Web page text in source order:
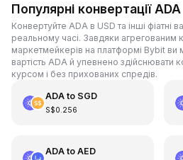
Популярні конвертації ADA
Конвертуйте ADA в USD та інші фіатні
реальному часі. Завдяки агрегованим
маркетмейкерів на платформі Bybit ви
вартість ADA й упевнено здійснювати
курсом і без прихованих спредів.
ADAto SGD
S$0.256
ADAto AED